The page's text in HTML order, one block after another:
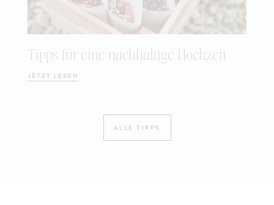
Tipps für eine nachhaltige Hochzeit
JETZT LESEN
ALLE TIPPS